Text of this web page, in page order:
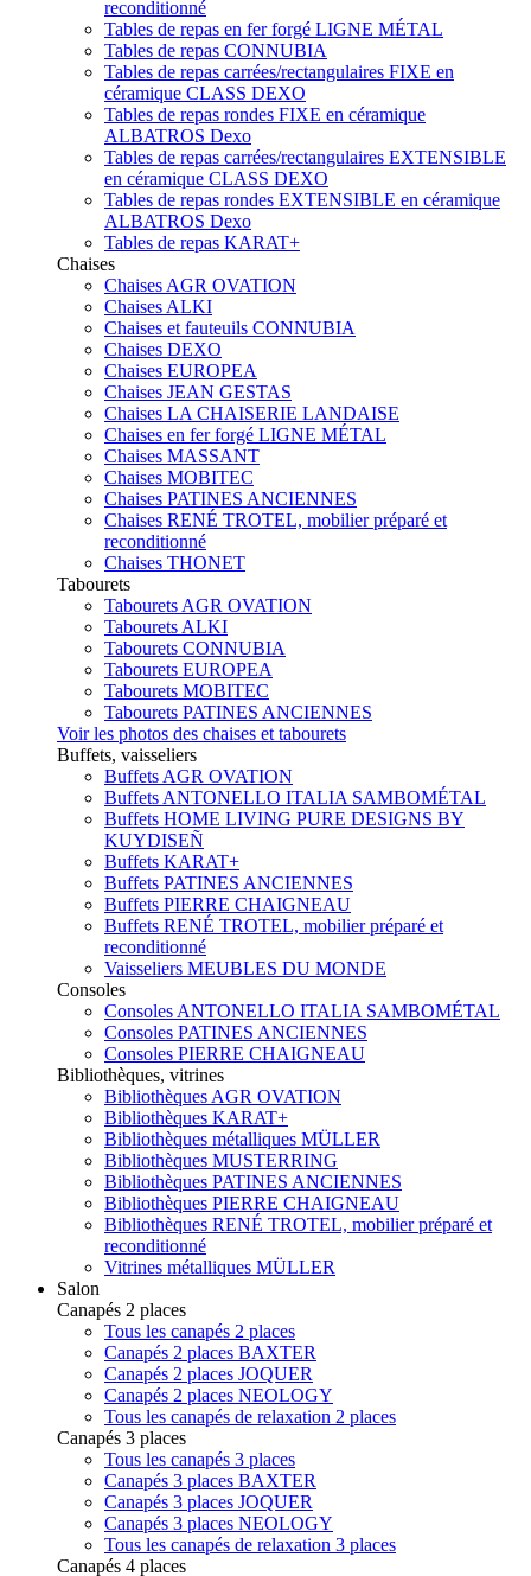
reconditionné
Tables de repas en fer forgé LIGNE MÉTAL
Tables de repas CONNUBIA
Tables de repas carrées/rectangulaires FIXE en
céramique CLASS DEXO
Tables de repas rondes FIXE en céramique
ALBATROS Dexo
Tables de repas carrées/rectangulaires EXTENSIBLE
en céramique CLASS DEXO
Tables de repas rondes EXTENSIBLE en céramique
ALBATROS Dexo
Tables de repas KARAT+
Chaises
Chaises AGR OVATION
Chaises ALKI
Chaises et fauteuils CONNUBIA
Chaises DEXO
Chaises EUROPEA
Chaises JEAN GESTAS
Chaises LA CHAISERIE LANDAISE
Chaises en fer forgé LIGNE MÉTAL
Chaises MASSANT
Chaises MOBITEC
Chaises PATINES ANCIENNES
Chaises RENÉ TROTEL, mobilier préparé et
reconditionné
Chaises THONET
Tabourets
Tabourets AGR OVATION
Tabourets ALKI
Tabourets CONNUBIA
Tabourets EUROPEA
Tabourets MOBITEC
Tabourets PATINES ANCIENNES
Voir les photos des chaises et tabourets
Buffets, vaisseliers
Buffets AGR OVATION
Buffets ANTONELLO ITALIA SAMBOMÉTAL
Buffets HOME LIVING PURE DESIGNS BY
KUYDISEÑ
Buffets KARAT+
Buffets PATINES ANCIENNES
Buffets PIERRE CHAIGNEAU
Buffets RENÉ TROTEL, mobilier préparé et
reconditionné
Vaisseliers MEUBLES DU MONDE
Consoles
Consoles ANTONELLO ITALIA SAMBOMÉTAL
Consoles PATINES ANCIENNES
Consoles PIERRE CHAIGNEAU
Bibliothèques, vitrines
Bibliothèques AGR OVATION
Bibliothèques KARAT+
Bibliothèques métalliques MÜLLER
Bibliothèques MUSTERRING
Bibliothèques PATINES ANCIENNES
Bibliothèques PIERRE CHAIGNEAU
Bibliothèques RENÉ TROTEL, mobilier préparé et
reconditionné
Vitrines métalliques MÜLLER
Salon
Canapés 2 places
Tous les canapés 2 places
Canapés 2 places BAXTER
Canapés 2 places JOQUER
Canapés 2 places NEOLOGY
Tous les canapés de relaxation 2 places
Canapés 3 places
Tous les canapés 3 places
Canapés 3 places BAXTER
Canapés 3 places JOQUER
Canapés 3 places NEOLOGY
Tous les canapés de relaxation 3 places
Canapés 4 places